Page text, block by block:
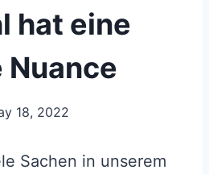
hat eine
18, 2022
Sachen in unserem